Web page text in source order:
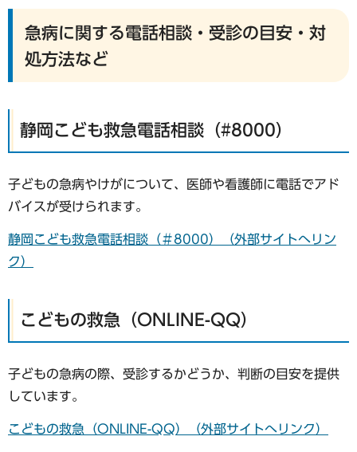
急病に関する電話相談・受診の目安・対
処方法など
静岡こども救急電話相談（#8000）
子どもの急病やけがについて、医師や看護師に電話でアド
バイスが受けられます。
静岡こども救急電話相談（＃8000）（外部サイトへリン
ク）
こどもの救急（ONLINE-QQ）
子どもの急病の際、受診するかどうか、判断の目安を提供
しています。
こどもの救急（ONLINE-QQ）（外部サイトへリンク）